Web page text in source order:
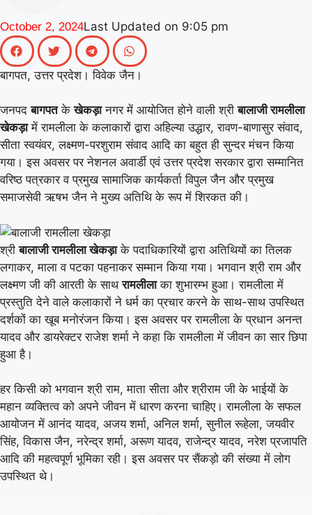
को दिया बढ़ावा | MY Bharat के विश्व
रिकॉर्ड समारोह में जब दिखे बागपत के अमन,
गर्व से भर उठा यूपी
October 2, 2024Last Updated on 9:05 pm
बागपत, उत्तर प्रदेश। विवेक जैन।
जनपदबागपतकेखेकड़ानगर में आयोजित होने वाली श्रीबालाजी रामलीला
खेकड़ामें रामलीला के कलाकारों द्वारा अहिल्या उद्धार, रावण-बाणासुर संवाद,
सीता स्वयंवर, लक्ष्मण-परशुराम संवाद आदि का बहुत ही सुन्दर मंचन किया
गया। इस अवसर पर नेशनल अवार्डी एवं उत्तर प्रदेश सरकार द्वारा सम्मानित
वरिष्ठ पत्रकार व प्रमुख सामाजिक कार्यकर्ता विपुल जैन और प्रमुख
समाजसेवी ऋषभ जैन ने मुख्य अतिथि के रूप में शिरकत की।
श्रीबालाजी रामलीला खेकड़ाके पदाधिकारियों द्वारा अतिथियों का तिलक
लगाकर, माला व पटका पहनाकर सम्मान किया गया। भगवान श्री राम और
लक्ष्मण जी की आरती के साथरामलीलाका शुभारम्भ हुआ। रामलीला में
प्रस्तुति देने वाले कलाकारों ने धर्म का प्रचार करने के साथ-साथ उपस्थित
दर्शकों का खूब मनोरंजन किया। इस अवसर पर रामलीला के प्रधान अनन्त
यादव और डायरेक्टर राजेश शर्मा ने कहा कि रामलीला में जीवन का सार छिपा
हुआ है।
हर किसी को भगवान श्री राम, माता सीता और श्रीराम जी के भाईयों के
महान व्यक्तित्व को अपने जीवन में धारण करना चाहिए। रामलीला के सफल
आयोजन में आनंद यादव, अजय शर्मा, अनिल शर्मा, सुनील रूहेला, जयवीर
सिंह, विकास जैन, नरेन्द्र शर्मा, अरूण यादव, राजेन्द्र यादव, नरेश प्रजापति
आदि की महत्वपूर्ण भूमिका रही। इस अवसर पर सैंकड़ो की संख्या में लोग
उपस्थित थे।